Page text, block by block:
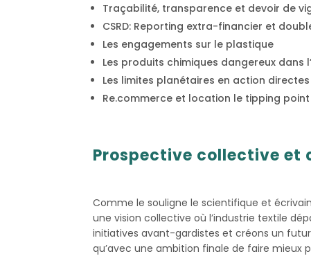
Traçabilité, transparence et devoir de
CSRD: Reporting extra-financier et
Les engagements sur le plastique
Les produits chimiques dangereux dans
Les limites planétaires en action
Re.commerce et location le tipping
Prospective collective et
Comme le souligne le scientifique et
une vision collective où l’industrie textile
initiatives avant-gardistes et créons un
qu’avec une ambition finale de faire mieux